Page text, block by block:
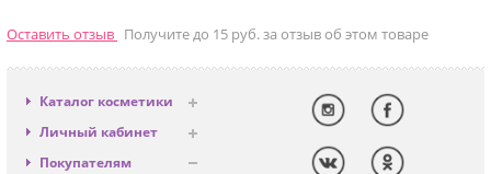
Оставить отзыв Получите до 15 руб. за отзыв об этом товаре
Каталог косметики
Антивозрастная
Декоративная
Личный кабинет
Вход
Покупателям